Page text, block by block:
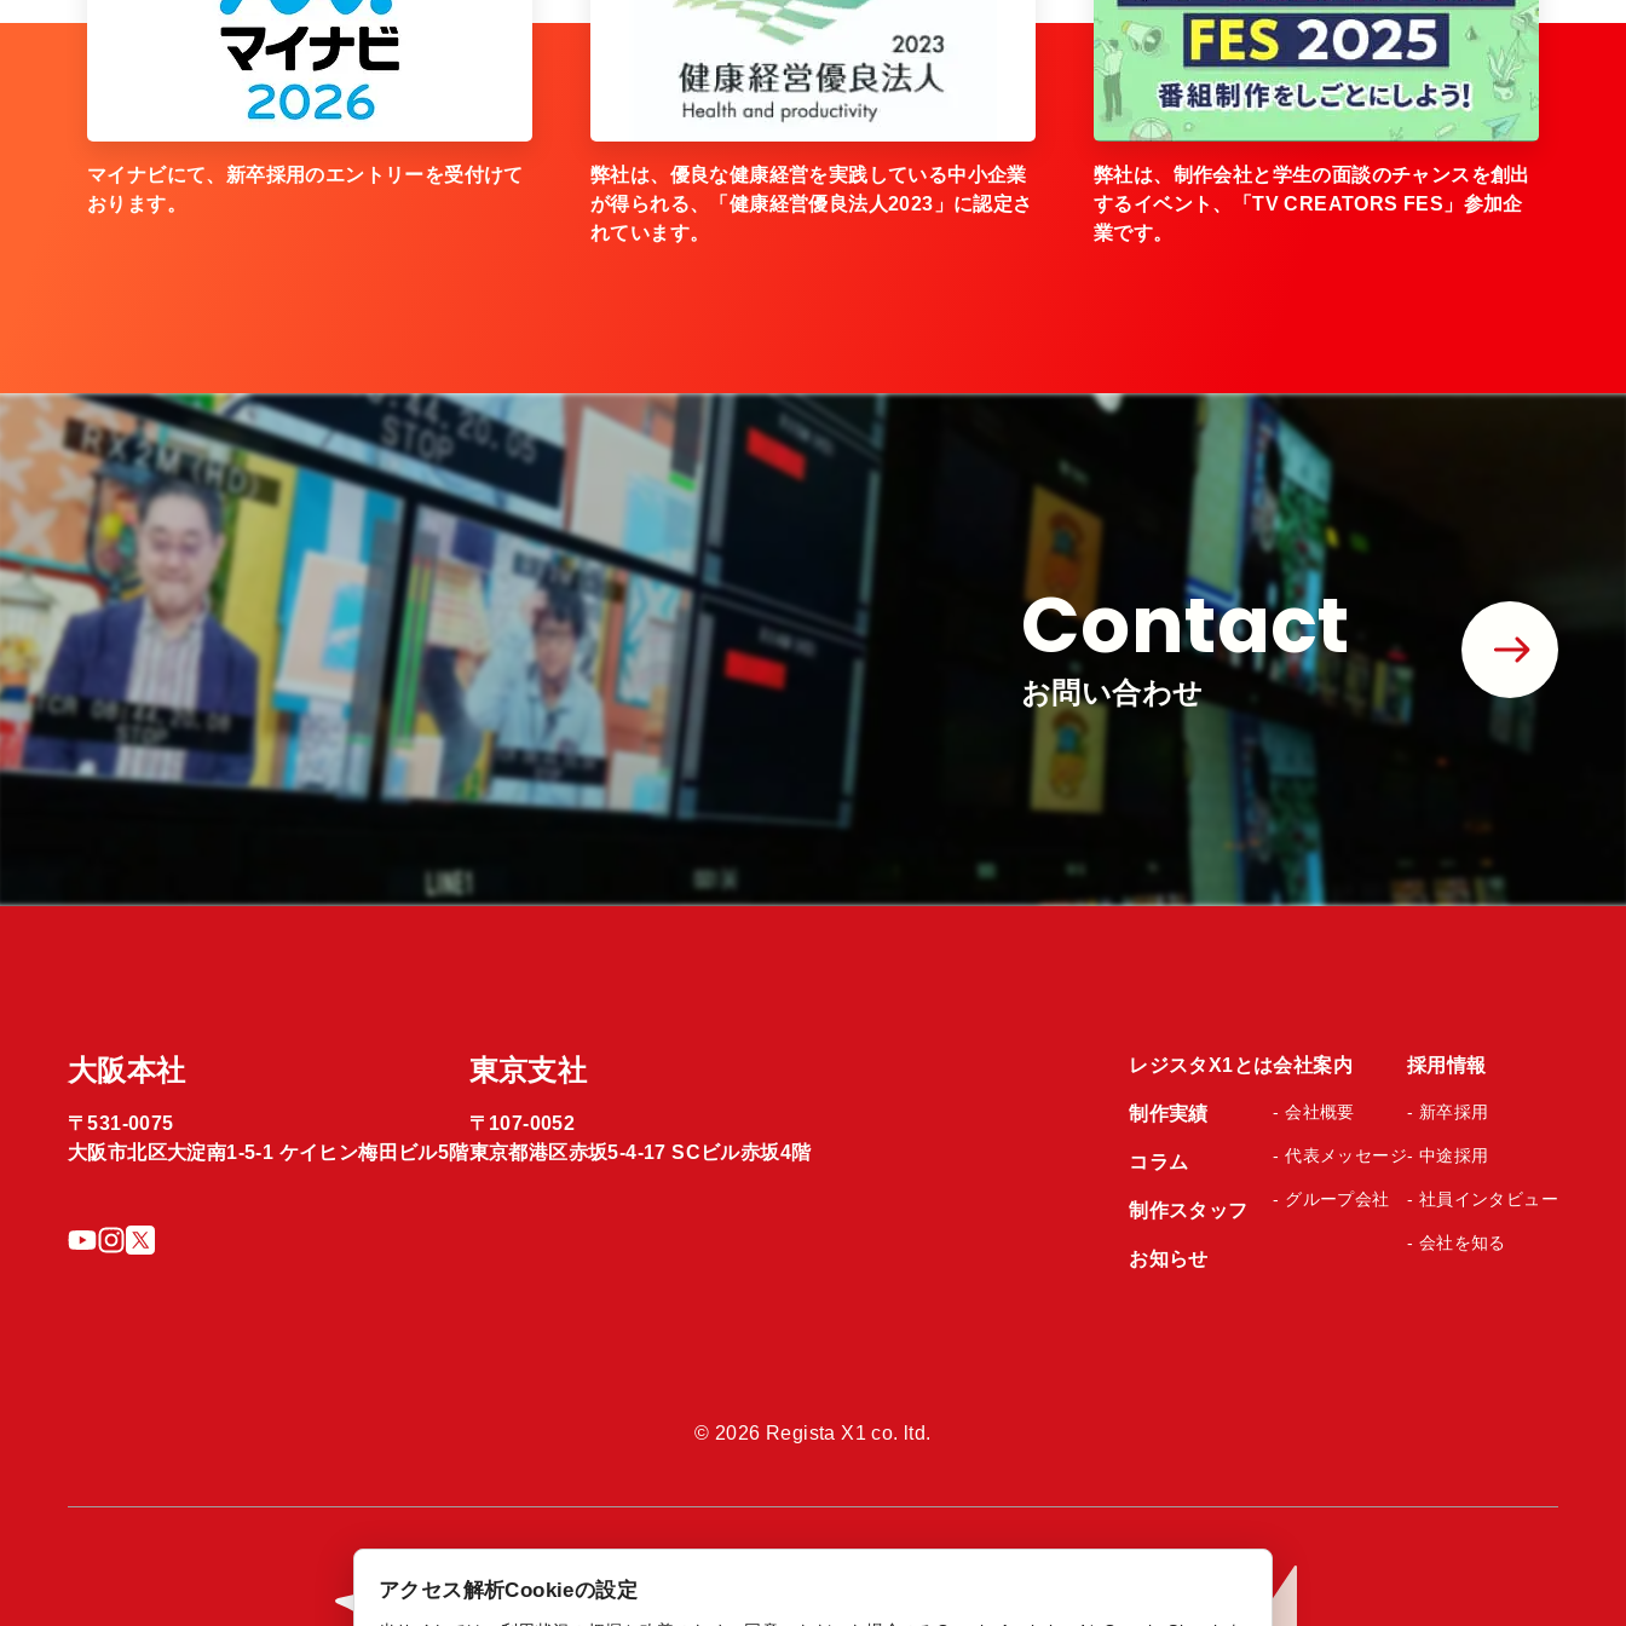
マイナビにて、新卒採用のエントリーを受付けて
おります。
弊社は、優良な健康経営を実践している中小企業
が得られる、「健康経営優良法人2023」に認定さ
れています。
弊社は、制作会社と学生の面談のチャンスを創出
するイベント、「TV CREATORS FES」参加企
業です。
Contact
お問い合わせ
レジスタX1とは
制作実績
コラム
制作スタッフ
お知らせ
会社案内
- 会社概要
- 代表メッセージ
- グループ会社
採用情報
- 新卒採用
- 中途採用
- 社員インタビュー
- 会社を知る
大阪本社
〒531-0075
大阪市北区大淀南1-5-1 ケイヒン梅田ビル5階
東京支社
〒107-0052
東京都港区赤坂5-4-17 SCビル赤坂4階
© 2026 Regista X1 co. ltd.
アクセス解析Cookieの設定